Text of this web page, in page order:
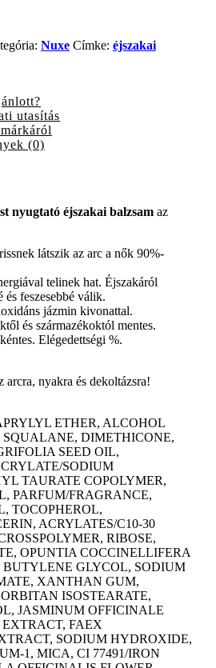
10
Nuxe Címke: éjszakai
utasítás
(0)
nyugtató éjszakai balzsam az
látszik az arc a nők 90%-
telinek hat. Éjszakáról
és feszesebbé válik.
jázmin kivonattal.
és származékoktól mentes.
Elégedettségi %.
arcra, nyakra és dekoltázsra!
ETHER, ALCOHOL
SQUALANE, DIMETHICONE,
SEED OIL,
SODIUM
TAURATE COPOLYMER,
PARFUM/FRAGRANCE,
TOCOPHEROL,
ACRYLATES/C10-30
RIBOSE,
OPUNTIA COCCINELLIFERA
GLYCOL, SODIUM
XANTHAN GUM,
ISOSTEARATE,
JASMINUM OFFICINALE
FAEX
SODIUM HYDROXIDE,
1, MICA, CI 77491/IRON